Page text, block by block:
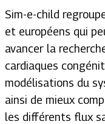
Sim-e-child
et européens qui
avancer la
cardiaques
modélisations du
ainsi de mieux
les différents flux